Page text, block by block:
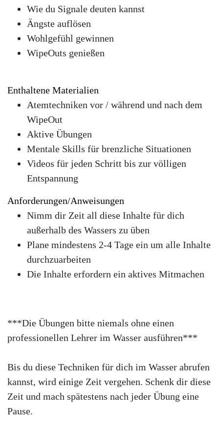
Wie du Signale deuten kannst
Ängste auflösen
Wohlgefühl gewinnen
WipeOuts genießen
Enthaltene Materialien
Atemtechniken vor / während und nach dem
WipeOut
Aktive Übungen
Mentale Skills für brenzliche Situationen
Videos für jeden Schritt bis zur völligen
Entspannung
Anforderungen/Anweisungen
Nimm dir Zeit all diese Inhalte für dich
außerhalb des Wassers zu üben
Plane mindestens 2-4 Tage ein um alle Inhalte
durchzuarbeiten
Die Inhalte erfordern ein aktives Mitmachen
***Die Übungen bitte niemals ohne einen
professionellen Lehrer im Wasser ausführen***
Bis du diese Techniken für dich im Wasser abrufen
kannst, wird einige Zeit vergehen. Schenk dir diese
Zeit und mach spätestens nach jeder Übung eine
Pause.